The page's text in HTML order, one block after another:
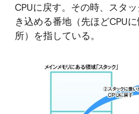
CPUに戻す。その時、スタ
き込める番地（先ほどCPU
所）を指している。